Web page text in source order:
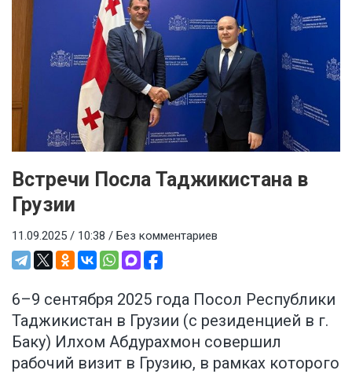
Встречи Посла Таджикистана в
Грузии
11.09.2025 / 10:38 / Без комментариев
6–9 сентября 2025 года Посол Республики
Таджикистан в Грузии (с резиденцией в г.
Баку) Илхом Абдурахмон совершил
рабочий визит в Грузию, в рамках которого